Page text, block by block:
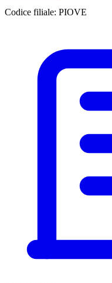
Codice filiale: PIOVE